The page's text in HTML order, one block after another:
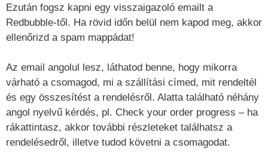
Ezután fogsz kapni egy visszaigazoló emailt a
Redbubble-től. Ha rövid időn belül nem kapod meg, akkor
ellenőrizd a spam mappádat!
Az email angolul lesz, láthatod benne, hogy mikorra
várható a csomagod, mi a szállítási címed, mit rendeltél
és egy összesítést a rendelésről. Alatta található néhány
angol nyelvű kérdés, pl. Check your order progress – ha
rákattintasz, akkor további részleteket találhatsz a
rendelésedről, illetve tudod követni a csomagodat.